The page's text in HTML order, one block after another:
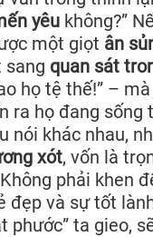
yêu không?”
một giọt ân
sang quan sát
họ tệ thế!” –
ra họ đang sống
nói khác nhau,
xót, vốn là
phải khen
đẹp và sự tốt
phước” ta gieo,